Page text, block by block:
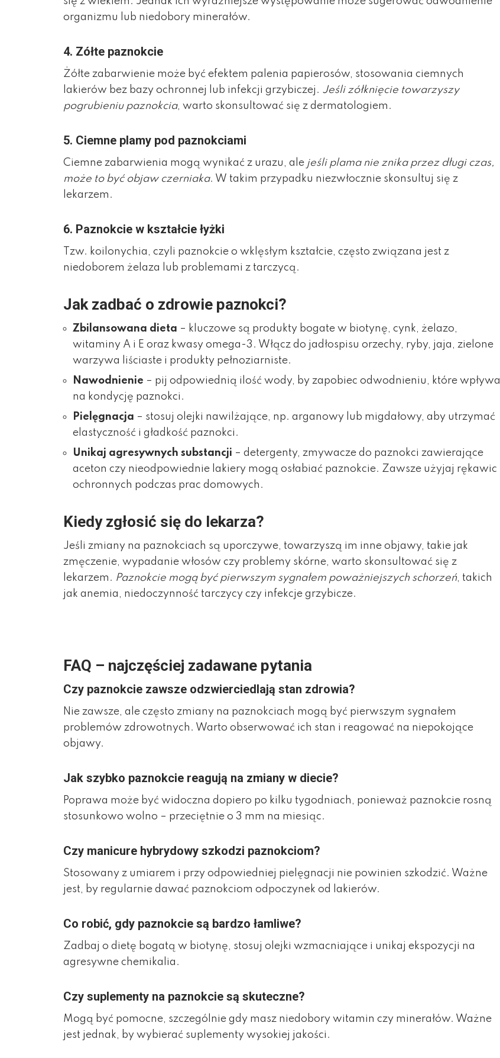
organizmu lub niedobory minerałów.
4. Zółte paznokcie
Żółte zabarwienie może być efektem palenia papierosów, stosowania ciemnych
lakierów bez bazy ochronnej lub infekcji grzybiczej. Jeśli zółknięcie towarzyszy
pogrubieniu paznokcia, warto skonsultować się z dermatologiem.
5. Ciemne plamy pod paznokciami
Ciemne zabarwienia mogą wynikać z urazu, ale jeśli plama nie znika przez długi czas,
może to być objaw czerniaka. W takim przypadku niezwłocznie skonsultuj się z
lekarzem.
6. Paznokcie w kształcie łyżki
Tzw. koilonychia, czyli paznokcie o wklęsłym kształcie, często związana jest z
niedoborem żelaza lub problemami z tarczycą.
Jak zadbać o zdrowie paznokci?
Zbilansowana dieta – kluczowe są produkty bogate w biotynę, cynk, żelazo,
witaminy A i E oraz kwasy omega-3. Włącz do jadłospisu orzechy, ryby, jaja, zielone
warzywa liściaste i produkty pełnoziarniste.
Nawodnienie – pij odpowiednią ilość wody, by zapobiec odwodnieniu, które wpływa
na kondycję paznokci.
Pielęgnacja – stosuj olejki nawilżające, np. arganowy lub migdałowy, aby utrzymać
elastyczność i gładkość paznokci.
Unikaj agresywnych substancji – detergenty, zmywacze do paznokci zawierające
aceton czy nieodpowiednie lakiery mogą osłabiać paznokcie. Zawsze użyjaj rękawic
ochronnych podczas prac domowych.
Kiedy zgłosić się do lekarza?
Jeśli zmiany na paznokciach są uporczywe, towarzyszą im inne objawy, takie jak
zmęczenie, wypadanie włosów czy problemy skórne, warto skonsultować się z
lekarzem. Paznokcie mogą być pierwszym sygnałem poważniejszych schorzeń, takich
jak anemia, niedoczynność tarczycy czy infekcje grzybicze.
FAQ – najczęściej zadawane pytania
Czy paznokcie zawsze odzwierciedlają stan zdrowia?
Nie zawsze, ale często zmiany na paznokciach mogą być pierwszym sygnałem
problemów zdrowotnych. Warto obserwować ich stan i reagować na niepokojące
objawy.
Jak szybko paznokcie reagują na zmiany w diecie?
Poprawa może być widoczna dopiero po kilku tygodniach, ponieważ paznokcie rosną
stosunkowo wolno – przeciętnie o 3 mm na miesiąc.
Czy manicure hybrydowy szkodzi paznokciom?
Stosowany z umiarem i przy odpowiedniej pielęgnacji nie powinien szkodzić. Ważne
jest, by regularnie dawać paznokciom odpoczynek od lakierów.
Co robić, gdy paznokcie są bardzo łamliwe?
Zadbaj o dietę bogatą w biotynę, stosuj olejki wzmacniające i unikaj ekspozycji na
agresywne chemikalia.
Czy suplementy na paznokcie są skuteczne?
Mogą być pomocne, szczególnie gdy masz niedobory witamin czy minerałów. Ważne
jest jednak, by wybierać suplementy wysokiej jakości.